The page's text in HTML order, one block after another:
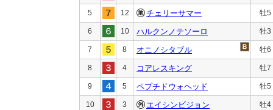
5 12 チェリーサマー 牡5
6 10 ハルクンノテソーロ 牡3
7 8 オニノシタブル 牡6
8 4 コアレスキング 牡7
9 5 ペプチドウォヘッド 牡5
10 3 エイシンビジョン 牡4